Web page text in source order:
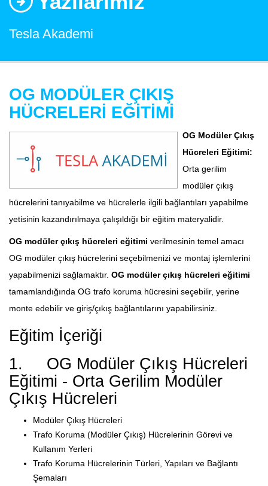
Tesla Akademi
OG MODÜLER ÇIKIŞ
HÜCRELERİ EĞİTİMİ
OG Modüler Çıkış
Hücreleri Eğitimi:
Orta gerilim
modüler çıkış
hücrelerini tanıyabilme ve hücrelerle ilgili bağlantıları yapabilme
yetisinin kazandırılmaya çalışıldığı bir eğitim materyalidir.
OG modüler çıkış hücreleri eğitimi verilmesinin temel amacı
OG modüler çıkış hücrelerini seçebilmenizi ve montaj işlemlerini
yapabilmenizi sağlamaktır. OG modüler çıkış hücreleri eğitimi
tamamlandığında OG trafo koruma hücresini seçebilir, yerine
monte edebilir ve giriş/çıkış bağlantılarını yapabilirsiniz.
Eğitim İçeriği
1. OG Modüler Çıkış Hücreleri
Eğitimi - Orta Gerilim Modüler
Çıkış Hücreleri
Modüler Çıkış Hücreleri
Trafo Koruma (Modüler Çıkış) Hücrelerinin Görevi ve
Kullanım Yerleri
Trafo Koruma Hücrelerinin Türleri, Yapıları ve Bağlantı
Şemaları